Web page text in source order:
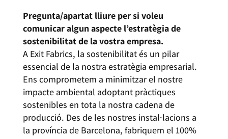
Pregunta/apartat lliure per si voleu
comunicar algun aspecte l’estratègia de
sostenibilitat de la vostra empresa.
A Exit Fabrics, la sostenibilitat és un pilar
essencial de la nostra estratègia empresarial.
Ens comprometem a minimitzar el nostre
impacte ambiental adoptant pràctiques
sostenibles en tota la nostra cadena de
producció. Des de les nostres instal·lacions a
la província de Barcelona, fabriquem el 100%